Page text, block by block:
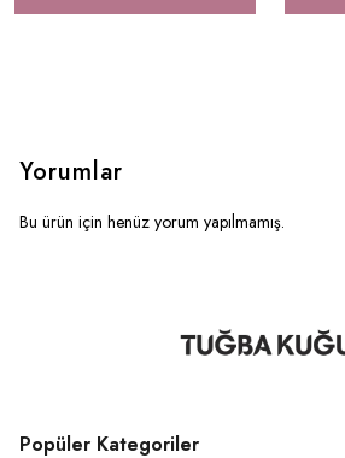
Yorumlar
Bu ürün için henüz yorum yapılmamış.
Popüler Kategoriler